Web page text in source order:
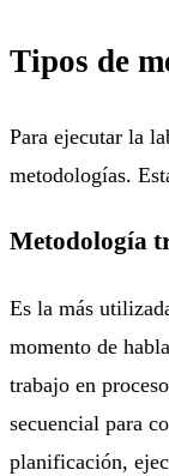
Tipos de
Para ejecutar la
metodologías.
Metodología
Es la más
momento de
trabajo en
secuencial para
planificación,